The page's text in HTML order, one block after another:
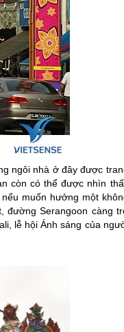
ngôi nhà ở đây được
còn có thể được nhìn
muốn hưởng một
đường Serangoon càng
lễ hội Ánh sáng của